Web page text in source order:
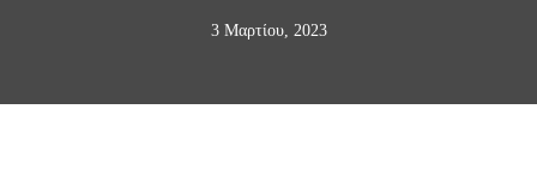
3 Μαρτίου, 2023